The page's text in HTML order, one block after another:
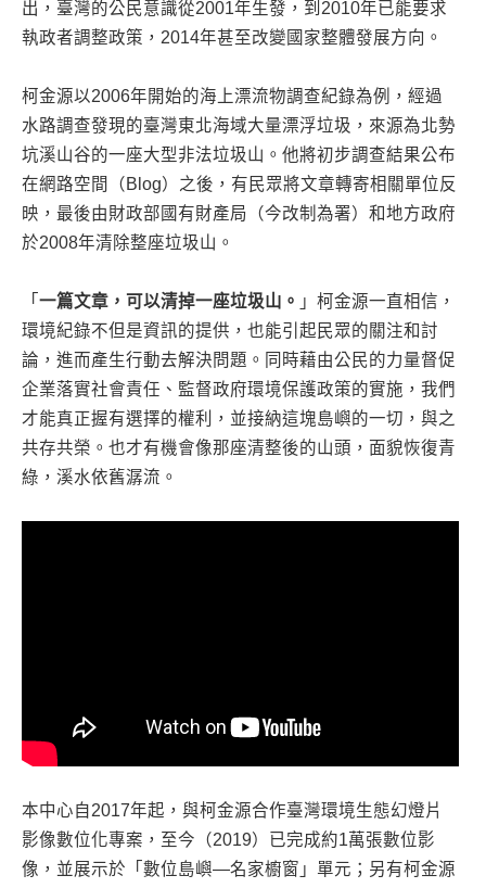
出，臺灣的公民意識從2001年生發，到2010年已能要求
執政者調整政策，2014年甚至改變國家整體發展方向。
柯金源以2006年開始的海上漂流物調查紀錄為例，經過
水路調查發現的臺灣東北海域大量漂浮垃圾，來源為北勢
坑溪山谷的一座大型非法垃圾山。他將初步調查結果公布
在網路空間（Blog）之後，有民眾將文章轉寄相關單位反
映，最後由財政部國有財產局（今改制為署）和地方政府
於2008年清除整座垃圾山。
「 一篇文章，可以清掉一座垃圾山。 」柯金源一直相信，
環境紀錄不但是資訊的提供，也能引起民眾的關注和討
論，進而產生行動去解決問題。同時藉由公民的力量督促
企業落實社會責任、監督政府環境保護政策的實施，我們
才能真正握有選擇的權利，並接納這塊島嶼的一切，與之
共存共榮。也才有機會像那座清整後的山頭，面貌恢復青
綠，溪水依舊潺流。
本中心自2017年起，與柯金源合作臺灣環境生態幻燈片
影像數位化專案，至今（2019）已完成約1萬張數位影
像，並展示於「數位島嶼—名家櫥窗」單元；另有柯金源